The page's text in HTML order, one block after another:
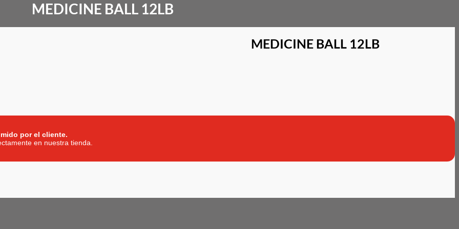
MEDICINE BALL 12LB
MEDICINE BALL 12LB
por el cliente.
en nuestra tienda.